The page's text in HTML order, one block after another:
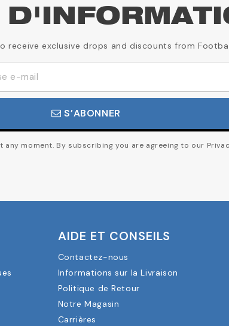
receive exclusive drops and discounts from
S’ABONNER
any moment. By subscribing you are agreeing to our
AIDE ET CONSEILS
Contactez-nous
Informations sur la Livraison
Politique de Retour
Notre Magasin
Carrières